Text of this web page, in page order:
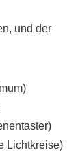
und der
Lichtkreise)